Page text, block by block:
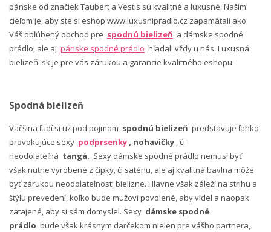
pánske od značiek Taubert a Vestis sú kvalitné a luxusné. Našim
cieľom je, aby ste si eshop www.luxusnipradlo.cz zapamätali ako
Váš obľúbený obchod pre spodnú bielizeň a dámske spodné
prádlo, ale aj pánske spodné prádlo hľadali vždy u nás. Luxusná
bielizeň .sk je pre vás zárukou a garancie kvalitného eshopu.
Spodná bielizeň
Väčšina ľudí si už pod pojmom spodnú bielizeň predstavuje ľahko
provokujúce sexy podprsenky , nohavičky , či
neodolateľná tangá. Sexy dámske spodné prádlo nemusí byť
však nutne vyrobené z čipky, či saténu, ale aj kvalitná bavlna môže
byť zárukou neodolateľnosti bielizne. Hlavne však záleží na strihu a
štýlu prevedení, koľko bude mužovi povolené, aby videl a naopak
zatajené, aby si sám domyslel. Sexy dámske spodné
prádlo bude však krásnym darčekom nielen pre vášho partnera,